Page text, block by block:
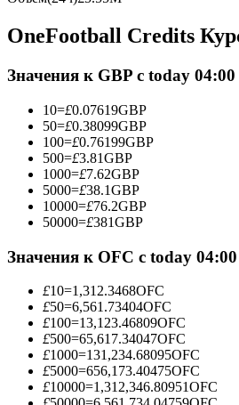
Фьючерсы с использованием
Копирование торговли
OneFootball Credits
Значения к GBP с today 04:00
10=£0.07619GBP
50=£0.38099GBP
100=£0.76199GBP
500=£3.81GBP
1000=£7.62GBP
5000=£38.1GBP
10000=£76.2GBP
50000=£381GBP
Значения к OFC с today 04:00
£10=1,312.3468OFC
£50=6,561.73404OFC
£100=13,123.46809OFC
£500=65,617.34047OFC
£1000=131,234.68095OFC
£5000=656,173.40475OFC
£10000=1,312,346.80951OFC